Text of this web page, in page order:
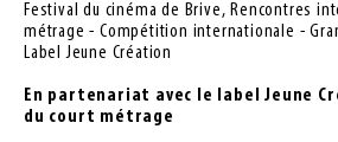
Festival du cinéma de Brive, Rencontres
métrage - Compétition internationale -
Label Jeune Création
En partenariat avec le label Jeune
du court métrage